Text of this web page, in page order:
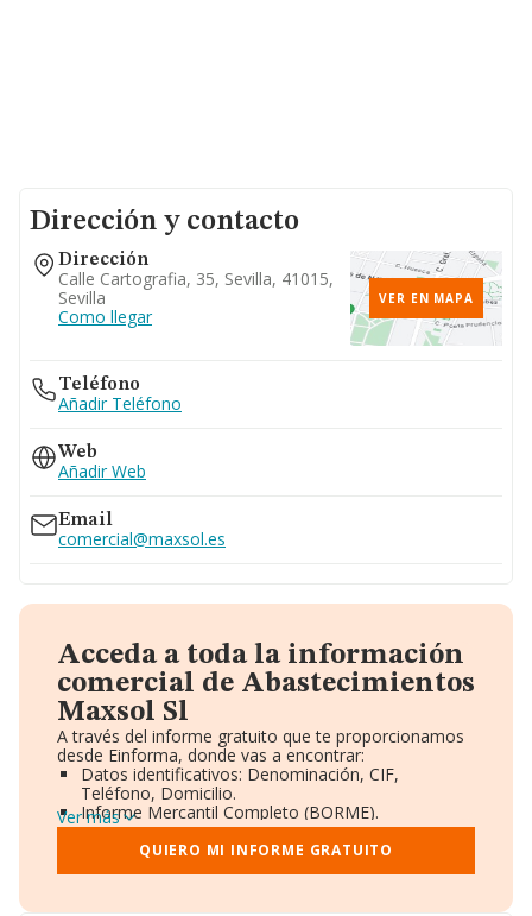
Dirección y contacto
Dirección
Calle Cartografia, 35, Sevilla, 41015,
Sevilla
Como llegar
VER EN MAPA
Teléfono
Añadir Teléfono
Web
Añadir Web
Email
comercial@maxsol.es
Acceda a toda la información
comercial de Abastecimientos
Maxsol Sl
A través del informe gratuito que te proporcionamos
desde Einforma, donde vas a encontrar:
Datos identificativos: Denominación, CIF,
Teléfono, Domicilio.
Informe Mercantil Completo (BORME).
Gráficos de Evolución Ventas y Empleados.
Consejo de Administración y Administradores.
Directivos y Ejecutivos.
Ver más
QUIERO MI INFORME GRATUITO